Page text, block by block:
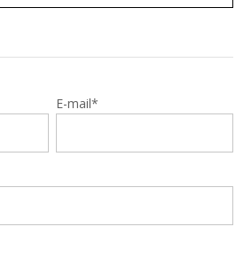
E-mail*